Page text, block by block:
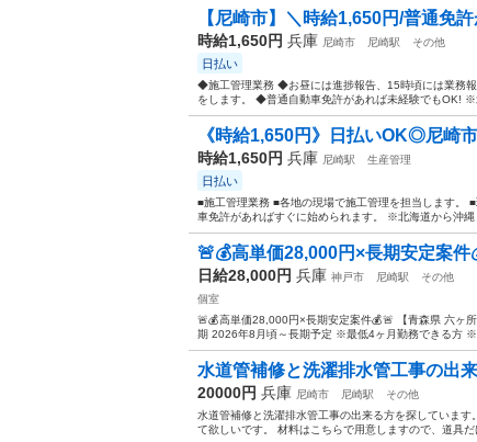
【尼崎市】＼時給1,650円/普通免
時給1,650円 兵庫 尼崎市 尼崎駅 その他
日払い
◆施工管理業務 ◆お昼には進捗報告、15時頃には業務
をします。 ◆普通自動車免許があれば未経験でもOK!
《時給1,650円》日払いOK◎尼崎
時給1,650円 兵庫 尼崎駅 生産管理
日払い
■施工管理業務 ■各地の現場で施工管理を担当します。
車免許があればすぐに始められます。 ※北海道から沖
🚨💰高単価28,000円×長期安定案件
日給28,000円 兵庫 神戸市 尼崎駅
その他
個室
🚨💰高単価28,000円×長期安定案件💰🚨 【青森県 六ヶ
期 2026年8月頃～長期予定 ※最低4ヶ月勤務できる方 ※
水道管補修と洗濯排水管工事の出
20000円 兵庫 尼崎市 尼崎駅
その他
水道管補修と洗濯排水管工事の出来る方を探していま
て欲しいです。 材料はこちらで用意しますので、道具